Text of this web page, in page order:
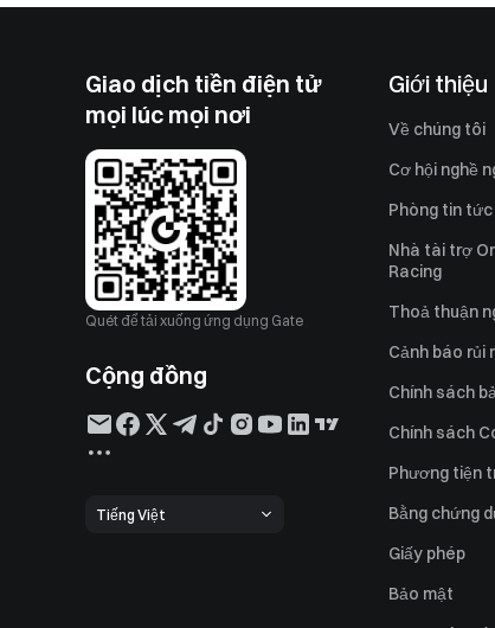
Giao dịch tiền điện tử
mọi lúc mọi nơi
Quét để tải xuống ứng dụng Gate
Cộng đồng
Tiếng Việt
Giới thiệu
Về chúng tôi
Cơ hội nghề
Phòng tin tức
Nhà tài trợ
Racing
Thoả thuận
Cảnh báo rủi
Chính sách
Chính sách
Phương tiện
Bằng chứng
Giấy phép
Bảo mật